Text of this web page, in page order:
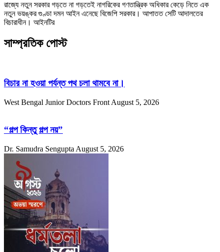
রাজ্যে নতুন সরকার গড়তে না গড়তেই নাগরিকের গণতান্ত্রিক অধিকার কেড়ে নিতে এক
নতুন ভয়ঙ্কর গুণ্ডা দমন আইন এনেছে বিজেপি সরকার। আপাতত সেটি আদালতের
বিচারাধীন। আইনটির
সাম্প্রতিক পোস্ট
বিচার না হওয়া পর্যন্ত পথ চলা থামবে না।
West Bengal Junior Doctors Front August 5, 2026
“গল্প কিন্তু গল্প নয়”
Dr. Samudra Sengupta August 5, 2026